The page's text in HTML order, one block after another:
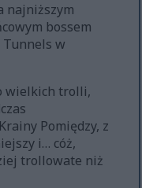
najniższym
bossem
Tunnels w
wielkich trolli,
Pomiędzy, z
i… cóż,
trollowate niż